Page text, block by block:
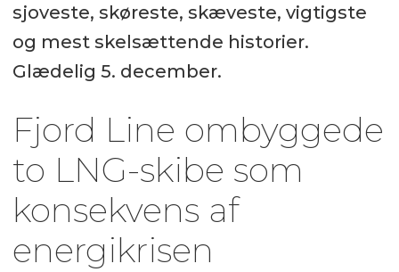
sjoveste, skøreste, skæveste, vigtigste
og mest skelsættende historier.
Glædelig 5. december.
Fjord Line ombyggede
to LNG-skibe som
konsekvens af
energikrisen